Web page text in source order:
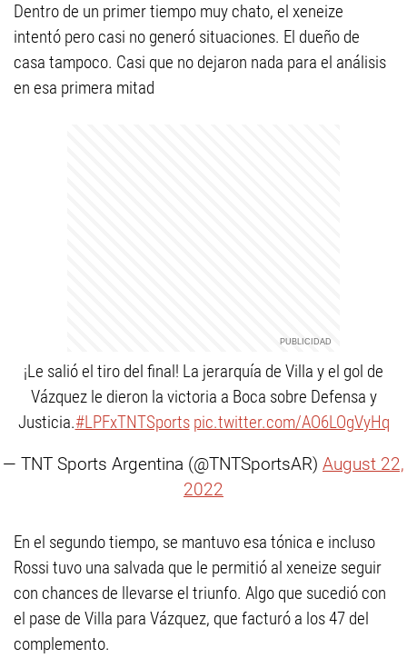
Dentro de un primer tiempo muy chato, el xeneize
intentó pero casi no generó situaciones. El dueño de
casa tampoco. Casi que no dejaron nada para el análisis
en esa primera mitad
¡Le salió el tiro del final! La jerarquía de Villa y el gol de
Vázquez le dieron la victoria a Boca sobre Defensa y
Justicia.#LPFxTNTSports pic.twitter.com/AO6LOgVyHq
— TNT Sports Argentina (@TNTSportsAR) August 22,
2022
En el segundo tiempo, se mantuvo esa tónica e incluso
Rossi tuvo una salvada que le permitió al xeneize seguir
con chances de llevarse el triunfo. Algo que sucedió con
el pase de Villa para Vázquez, que facturó a los 47 del
complemento.